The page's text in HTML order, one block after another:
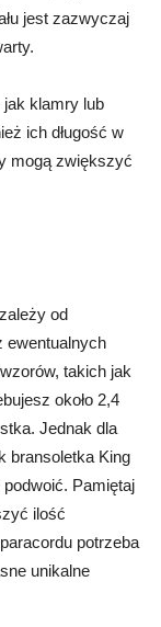
jest zazwyczaj
klamry lub
ich długość w
mogą zwiększyć
od
ewentualnych
takich jak
około 2,4
Jednak dla
bransoletka King
Pamiętaj
ilość
potrzeba
unikalne